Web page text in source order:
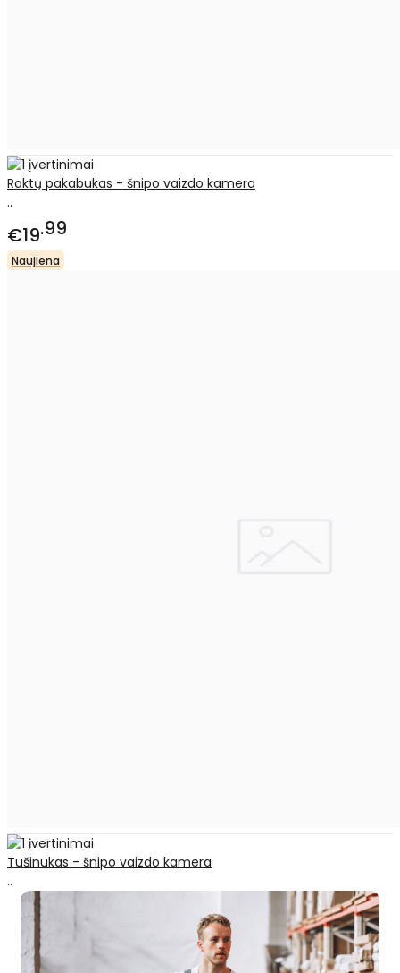
Raktų pakabukas - šnipo vaizdo kamera
..
€19 99
Naujiena
Tušinukas - šnipo vaizdo kamera
..